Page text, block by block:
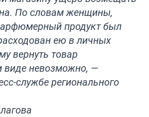
По словам женщины,
продукт был
ею в личных
вернуть товар
невозможно, —
службе регионального